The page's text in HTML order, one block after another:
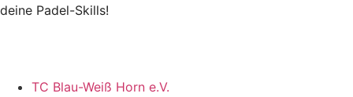
deine Padel-Skills!
TC Blau-Weiß Horn e.V.